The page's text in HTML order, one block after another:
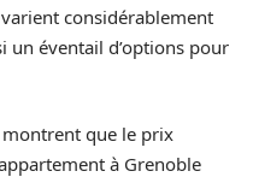
considérablement
un éventail d’options pour
que le prix
à Grenoble